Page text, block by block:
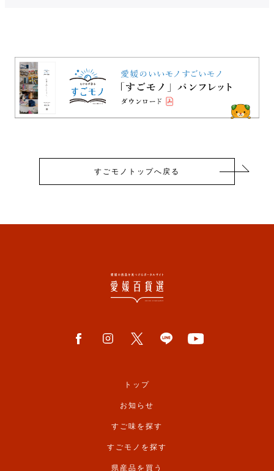
すごモノトップへ戻る
トップ
お知らせ
すご味を探す
すごモノを探す
県産品を買う